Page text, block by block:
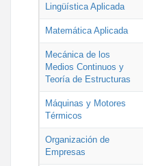
Lingüística Aplicada
Matemática Aplicada
Mecánica de los
Medios Continuos y
Teoría de Estructuras
Máquinas y Motores
Térmicos
Organización de
Empresas